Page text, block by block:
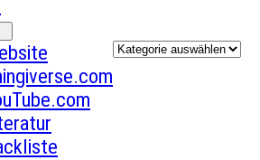
Kategorien